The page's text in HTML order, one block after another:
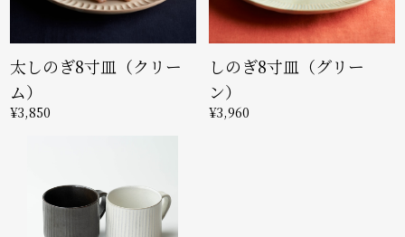
太しのぎ8寸皿（クリー
ム）
¥3,850
しのぎ8寸皿（グリー
ン）
¥3,960